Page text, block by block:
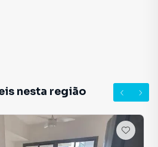
nesta região